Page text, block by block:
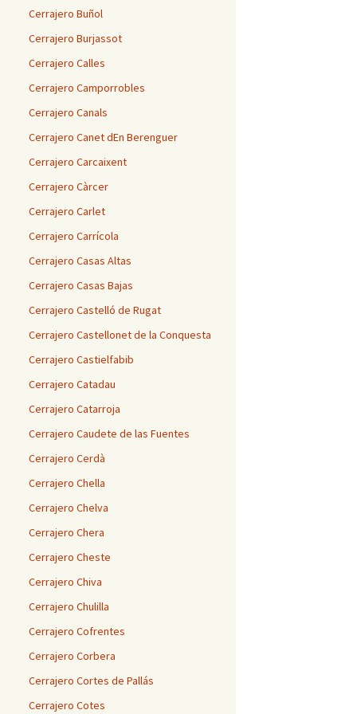
Cerrajero Buñol
Cerrajero Burjassot
Cerrajero Calles
Cerrajero Camporrobles
Cerrajero Canals
Cerrajero Canet dEn Berenguer
Cerrajero Carcaixent
Cerrajero Càrcer
Cerrajero Carlet
Cerrajero Carrícola
Cerrajero Casas Altas
Cerrajero Casas Bajas
Cerrajero Castelló de Rugat
Cerrajero Castellonet de la Conquesta
Cerrajero Castielfabib
Cerrajero Catadau
Cerrajero Catarroja
Cerrajero Caudete de las Fuentes
Cerrajero Cerdà
Cerrajero Chella
Cerrajero Chelva
Cerrajero Chera
Cerrajero Cheste
Cerrajero Chiva
Cerrajero Chulilla
Cerrajero Cofrentes
Cerrajero Corbera
Cerrajero Cortes de Pallás
Cerrajero Cotes